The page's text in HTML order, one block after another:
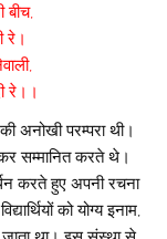
बीच,
रे।
रे।।
अनोखी परम्परा थी।
सम्मानित करते थे।
करते हुए अपनी रचना
को योग्य इनाम,